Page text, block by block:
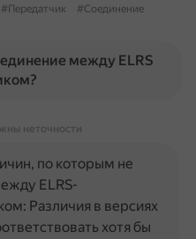
#Передатчик
#Соединение
между ELRS
неточности
по которым не
ELRS-
Различия в версиях
хотя бы